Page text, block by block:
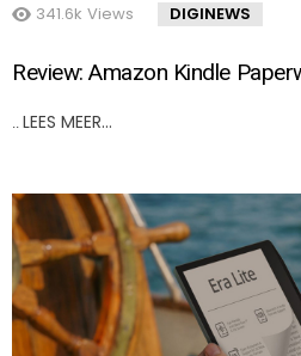
341.6k Views DIGINEWS
Review: Amazon Kindle
LEES MEER…